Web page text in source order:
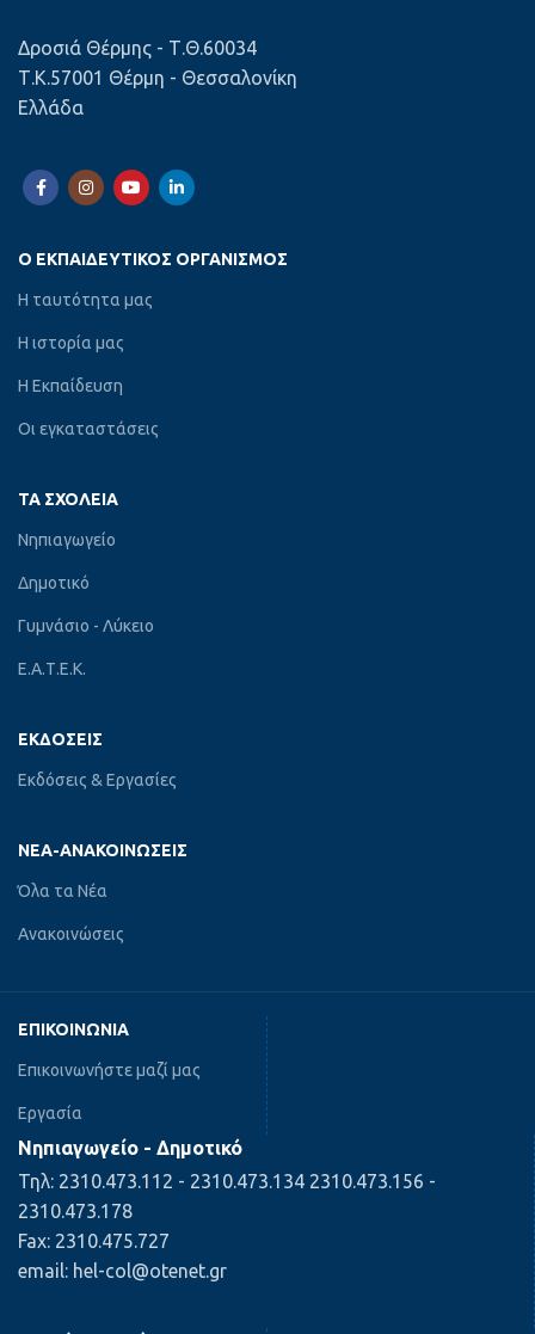
Δροσιά Θέρμης - Τ.Θ.60034
Τ.Κ.57001 Θέρμη - Θεσσαλονίκη
Ελλάδα
Ο ΕΚΠΑΙΔΕΥΤΙΚΌΣ ΟΡΓΑΝΙΣΜΌΣ
Η ταυτότητα μας
Η ιστορία μας
Η Εκπαίδευση
Οι εγκαταστάσεις
ΤΑ ΣΧΟΛΕΊΑ
Νηπιαγωγείο
Δημοτικό
Γυμνάσιο - Λύκειο
Ε.Α.Τ.Ε.Κ.
ΕΚΔΌΣΕΙΣ
Εκδόσεις & Εργασίες
ΝΈΑ-ΑΝΑΚΟΙΝΏΣΕΙΣ
Όλα τα Νέα
Ανακοινώσεις
ΕΠΙΚΟΙΝΩΝΊΑ
Επικοινωνήστε μαζί μας
Εργασία
Νηπιαγωγείο - Δημοτικό
Τηλ: 2310.473.112 - 2310.473.134 2310.473.156 -
2310.473.178
Fax: 2310.475.727
email: hel-col@otenet.gr